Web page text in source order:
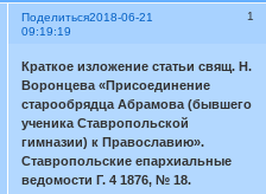
Поделиться 1
2018-06-21
09:19:19
Краткое изложение статьи свящ. Н.
Воронцева «Присоединение
старообрядца Абрамова (бывшего
ученика Ставропольской
гимназии) к Православию».
Ставропольские епархиальные
ведомости Г. 4 1876, № 18.